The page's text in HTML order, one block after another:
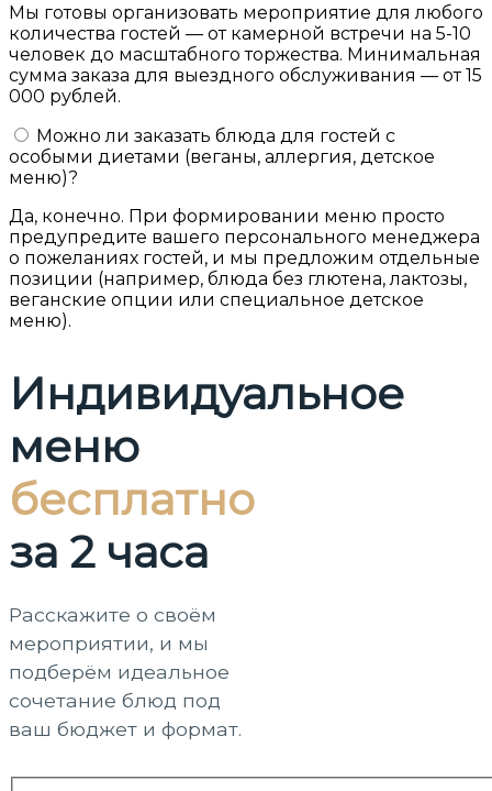
Мы готовы организовать мероприятие для любого
количества гостей — от камерной встречи на 5-10
человек до масштабного торжества. Минимальная
сумма заказа для выездного обслуживания — от 15
000 рублей.
Можно ли заказать блюда для гостей с
особыми диетами (веганы, аллергия, детское
меню)?
Да, конечно. При формировании меню просто
предупредите вашего персонального менеджера
о пожеланиях гостей, и мы предложим отдельные
позиции (например, блюда без глютена, лактозы,
веганские опции или специальное детское
меню).
Индивидуальное
меню
бесплатно
за 2 часа
Расскажите о своём
мероприятии, и мы
подберём идеальное
сочетание блюд под
ваш бюджет и формат.